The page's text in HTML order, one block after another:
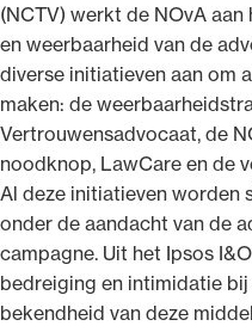
(NCTV) werkt de NOvA
en weerbaarheid van de
diverse initiatieven aan om
maken: de
Vertrouwensadvocaat, de
noodknop, LawCare en de
Al deze initiatieven worden
onder de aandacht van de
campagne. Uit het Ipsos
bedreiging en intimidatie
bekendheid van deze